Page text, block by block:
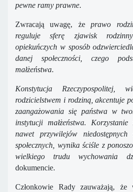
pewne ramy prawne.
Zwracają uwagę, żeprawo
reguluje sferę zjawisk
opiekuńczych w sposób
danej społeczności, czego
małżeństwa.
Konstytucja Rzeczypospolitej,
rodzicielstwem i rodziną, akcentuje
zaangażowania się państwa w
instytucji małżeństwa.
nawet przywilejów
społecznych, wynika ściśle z
wielkiego trudu wychowania
dokumencie.
Członkowie Rady zauważają, że